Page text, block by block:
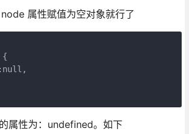
属性赋值为空对象就行了
属性为：undefined。如下